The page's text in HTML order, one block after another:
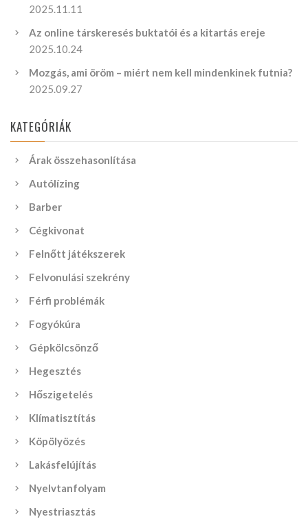
2025.11.11
Az online társkeresés buktatói és a kitartás ereje
2025.10.24
Mozgás, ami öröm – miért nem kell mindenkinek futnia?
2025.09.27
KATEGÓRIÁK
Árak összehasonlítása
Autólízing
Barber
Cégkivonat
Felnőtt játékszerek
Felvonulási szekrény
Férfi problémák
Fogyókúra
Gépkölcsönző
Hegesztés
Hőszigetelés
Klímatisztítás
Köpölyözés
Lakásfelújítás
Nyelvtanfolyam
Nyestriasztás